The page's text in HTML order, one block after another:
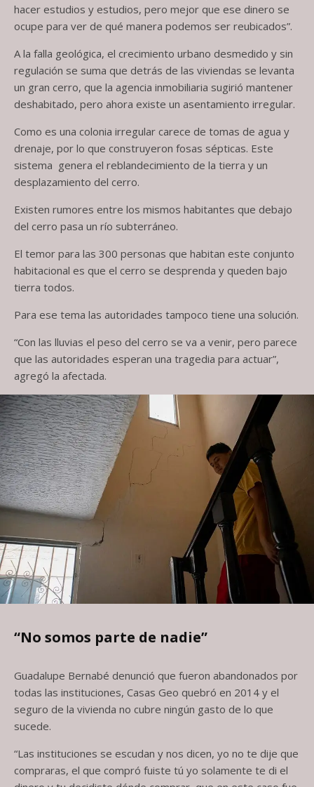
hacer estudios y estudios, pero mejor que ese dinero se
ocupe para ver de qué manera podemos ser reubicados”.
A la falla geológica, el crecimiento urbano desmedido y sin
regulación se suma que detrás de las viviendas se levanta
un gran cerro, que la agencia inmobiliaria sugirió mantener
deshabitado, pero ahora existe un asentamiento irregular.
Como es una colonia irregular carece de tomas de agua y
drenaje, por lo que construyeron fosas sépticas. Este
sistema genera el reblandecimiento de la tierra y un
desplazamiento del cerro.
Existen rumores entre los mismos habitantes que debajo
del cerro pasa un río subterráneo.
El temor para las 300 personas que habitan este conjunto
habitacional es que el cerro se desprenda y queden bajo
tierra todos.
Para ese tema las autoridades tampoco tiene una solución.
“Con las lluvias el peso del cerro se va a venir, pero parece
que las autoridades esperan una tragedia para actuar”,
agregó la afectada.
“No somos parte de nadie”
Guadalupe Bernabé denunció que fueron abandonados por
todas las instituciones, Casas Geo quebró en 2014 y el
seguro de la vivienda no cubre ningún gasto de lo que
sucede.
“Las instituciones se escudan y nos dicen, yo no te dije que
compraras, el que compró fuiste tú yo solamente te di el